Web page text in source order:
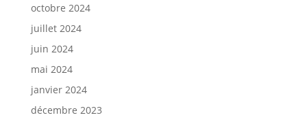
octobre 2024
juillet 2024
juin 2024
mai 2024
janvier 2024
décembre 2023